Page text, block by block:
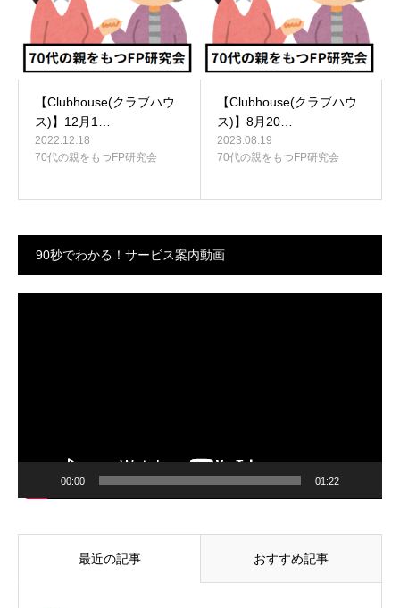
【Clubhouse(クラブハウ
ス)】12月1…
2022.12.18
70代の親をもつFP研究会
【Clubhouse(クラブハウ
ス)】8月20…
2023.08.19
70代の親をもつFP研究会
90秒でわかる！サービス案内動画
動
00:00 01:22
最近の記事 おすすめ記事